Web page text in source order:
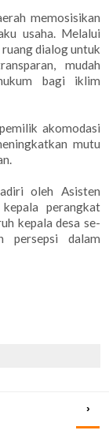
memosisikan
usaha. Melalui
dialog untuk
mudah
bagi iklim
akomodasi
mutu
oleh Asisten
perangkat
kepala desa se-
persepsi dalam
›